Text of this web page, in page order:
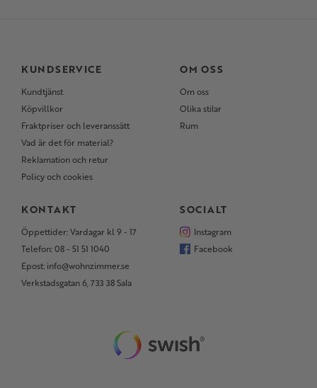
KUNDSERVICE
Kundtjänst
Köpvillkor
Fraktpriser och leveranssätt
Vad är det för material?
Reklamation och retur
Policy och cookies
OM OSS
Om oss
Olika stilar
Rum
KONTAKT
Öppettider: Vardagar kl 9 - 17
Telefon: 08 - 51 51 1040
Epost: info@wohnzimmer.se
Verkstadsgatan 6, 733 38 Sala
SOCIALT
Instagram
Facebook